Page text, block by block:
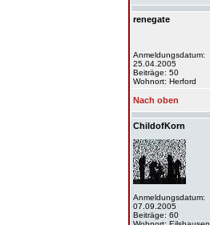
renegate
Anmeldungsdatum:
25.04.2005
Beiträge: 50
Wohnort: Herford
Nach oben
ChildofKorn
Anmeldungsdatum:
07.09.2005
Beiträge: 60